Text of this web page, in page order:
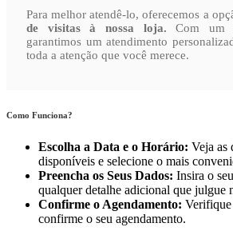
Para melhor atendê-lo, oferecemos a
de visitas à nossa loja. Com um
garantimos um atendimento
toda a atenção que você merece.
Como Funciona?
Escolha a Data e o Horário: Veja as
disponíveis e selecione o mais
Preencha os Seus Dados: Insira o
qualquer detalhe adicional que julgue
Confirme o Agendamento: Verifique
confirme o seu agendamento.